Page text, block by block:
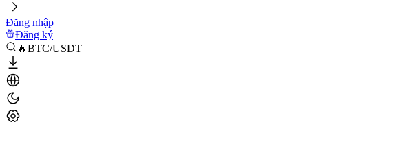
Đăng nhập
Đăng ký
🔥BTC/USDT